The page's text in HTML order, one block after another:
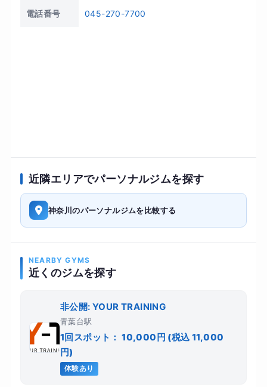
電話番号 045-270-7700
近隣エリアでパーソナルジムを探す
神奈川のパーソナルジムを比較する
NEARBY GYMS
近くのジムを探す
非公開: YOUR TRAINING
青葉台駅
1回スポット： 10,000円 (税込 11,000
円)
体験あり